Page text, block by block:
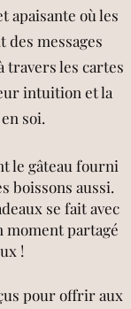
apaisante où les
des messages
travers les cartes
intuition et la
soi.
le gâteau fourni
boissons aussi.
se fait avec
moment partagé
!
pour offrir aux